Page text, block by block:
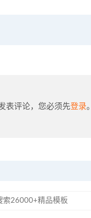
表评论，您必须先登录。